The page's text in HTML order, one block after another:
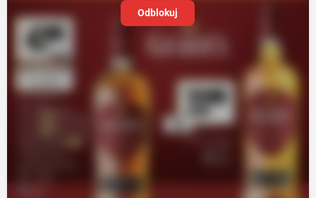
Odblokuj